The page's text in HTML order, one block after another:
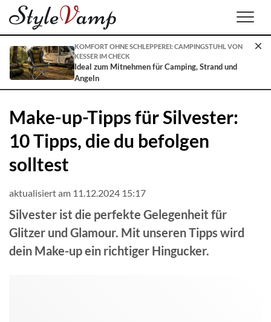
KOMFORT OHNE SCHLEPPEREI: CAMPINGSTUHL VON
KESSER IM CHECK
Ideal zum Mitnehmen für Camping, Strand und
Angeln
Make-up-Tipps für Silvester:
10 Tipps, die du befolgen
solltest
aktualisiert am 11.12.2024 15:17
Silvester ist die perfekte Gelegenheit für
Glitzer und Glamour. Mit unseren Tipps wird
dein Make-up ein richtiger Hingucker.